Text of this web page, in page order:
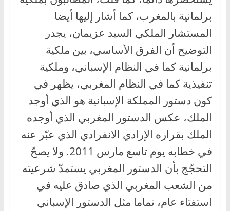
برلمانية بالمغرب، كما أشار إليها أيضا
المستشار الملكي السيد عزيمان، يجدر
التوضيح أن الفرق الأساسي، بين ملكية
برلمانية كما في النظام الإسباني، وملكية
تنفيذية كما في النظام المغربي، يظهر في
كون دستور المملكة الإسبانية هو الذي أوجد
الملك، عكس الدستور المغربي الذي أوجده
الملك بقراره الإرادي الانفرادي الذي عبّر عنه
في خطابه يوم تاسع مارس 2011. ولا يصحّ
التحجّج بأن الدستور المغربي يستمدّ شرعيته
من الشعب المغربي الذي صادق عليه في
استفتاء عام، تماما مثل الدستور الإسباني